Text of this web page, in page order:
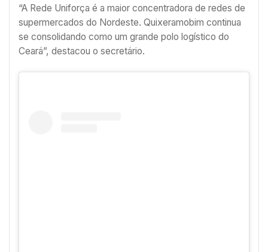
“A Rede Uniforça é a maior concentradora de redes de
supermercados do Nordeste. Quixeramobim continua
se consolidando como um grande polo logístico do
Ceará”, destacou o secretário.